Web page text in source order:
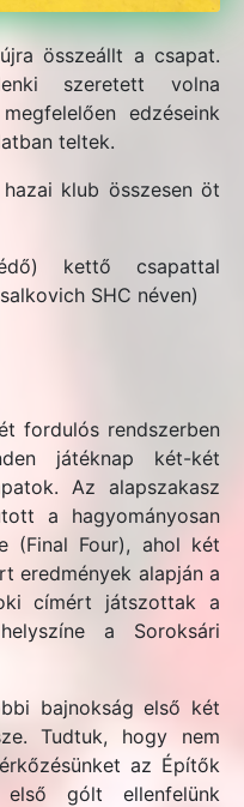
összeállt a csapat.
szeretett volna
edzéseink
teltek.
klub összesen öt
kettő csapattal
SHC néven)
fordulós rendszerben
játéknap két-két
Az alapszakasz
a hagyományosan
(Final Four), ahol két
eredmények alapján a
címért játszottak a
a Soroksári
bajnokság első két
Tudtuk, hogy nem
az Építők
gólt ellenfelünk